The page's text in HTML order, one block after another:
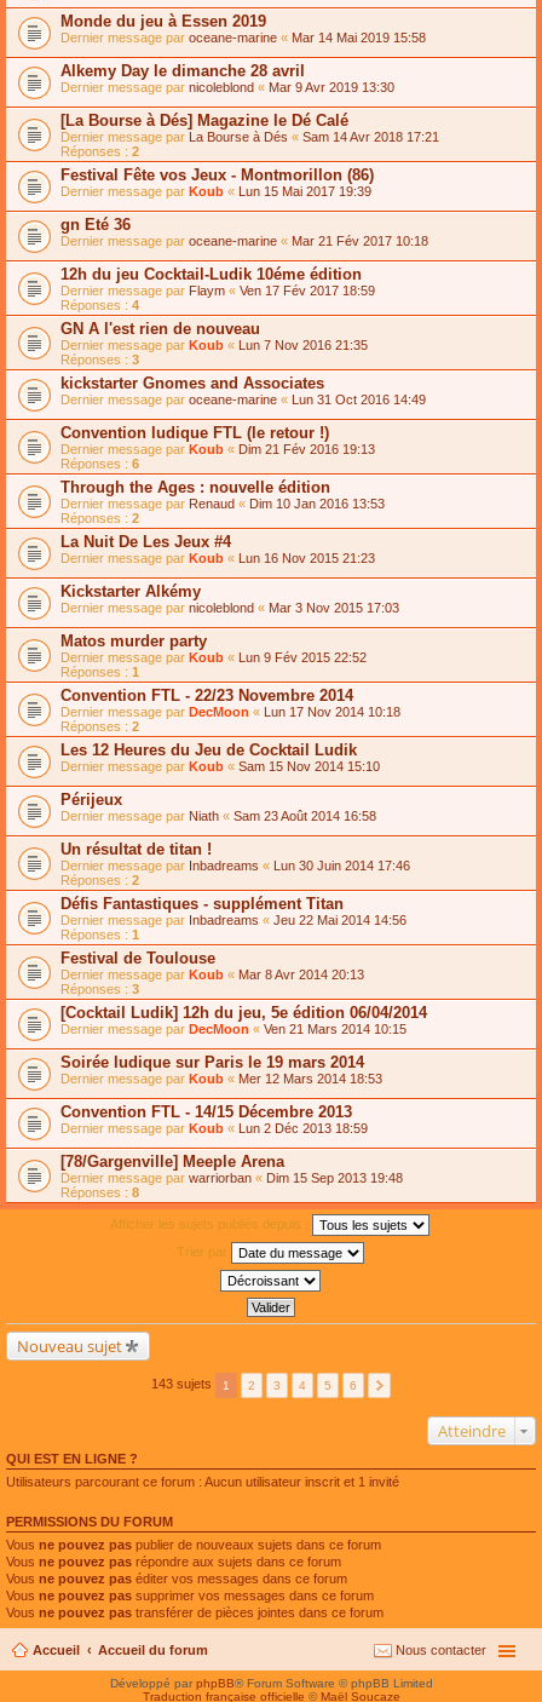
Monde du jeu à Essen 2019
Dernier message par oceane-marine « Mar 14 Mai 2019 15:58
Alkemy Day le dimanche 28 avril
Dernier message par nicoleblond « Mar 9 Avr 2019 13:30
[La Bourse à Dés] Magazine le Dé Calé
Dernier message par La Bourse à Dés « Sam 14 Avr 2018 17:21
Réponses : 2
Festival Fête vos Jeux - Montmorillon (86)
Dernier message par Koub « Lun 15 Mai 2017 19:39
gn Eté 36
Dernier message par oceane-marine « Mar 21 Fév 2017 10:18
12h du jeu Cocktail-Ludik 10éme édition
Dernier message par Flaym « Ven 17 Fév 2017 18:59
Réponses : 4
GN A l'est rien de nouveau
Dernier message par Koub « Lun 7 Nov 2016 21:35
Réponses : 3
kickstarter Gnomes and Associates
Dernier message par oceane-marine « Lun 31 Oct 2016 14:49
Convention ludique FTL (le retour !)
Dernier message par Koub « Dim 21 Fév 2016 19:13
Réponses : 6
Through the Ages : nouvelle édition
Dernier message par Renaud « Dim 10 Jan 2016 13:53
Réponses : 2
La Nuit De Les Jeux #4
Dernier message par Koub « Lun 16 Nov 2015 21:23
Kickstarter Alkémy
Dernier message par nicoleblond « Mar 3 Nov 2015 17:03
Matos murder party
Dernier message par Koub « Lun 9 Fév 2015 22:52
Réponses : 1
Convention FTL - 22/23 Novembre 2014
Dernier message par DecMoon « Lun 17 Nov 2014 10:18
Réponses : 2
Les 12 Heures du Jeu de Cocktail Ludik
Dernier message par Koub « Sam 15 Nov 2014 15:10
Périjeux
Dernier message par Niath « Sam 23 Août 2014 16:58
Un résultat de titan !
Dernier message par Inbadreams « Lun 30 Juin 2014 17:46
Réponses : 2
Défis Fantastiques - supplément Titan
Dernier message par Inbadreams « Jeu 22 Mai 2014 14:56
Réponses : 1
Festival de Toulouse
Dernier message par Koub « Mar 8 Avr 2014 20:13
Réponses : 3
[Cocktail Ludik] 12h du jeu, 5e édition 06/04/2014
Dernier message par DecMoon « Ven 21 Mars 2014 10:15
Soirée ludique sur Paris le 19 mars 2014
Dernier message par Koub « Mer 12 Mars 2014 18:53
Convention FTL - 14/15 Décembre 2013
Dernier message par Koub « Lun 2 Déc 2013 18:59
[78/Gargenville] Meeple Arena
Dernier message par warriorban « Dim 15 Sep 2013 19:48
Réponses : 8
Afficher les sujets publiés depuis :
Trier par
Nouveau sujet
143 sujets 1 2 3 4 5 6
Atteindre
QUI EST EN LIGNE ?
Utilisateurs parcourant ce forum : Aucun utilisateur inscrit et 1 invité
PERMISSIONS DU FORUM
Vous ne pouvez pas publier de nouveaux sujets dans ce forum
Vous ne pouvez pas répondre aux sujets dans ce forum
Vous ne pouvez pas éditer vos messages dans ce forum
Vous ne pouvez pas supprimer vos messages dans ce forum
Vous ne pouvez pas transférer de pièces jointes dans ce forum
Accueil Accueil du forum Nous contacter
Développé parphpBB® Forum Software © phpBB Limited
Traduction française officielle © Maël Soucaze